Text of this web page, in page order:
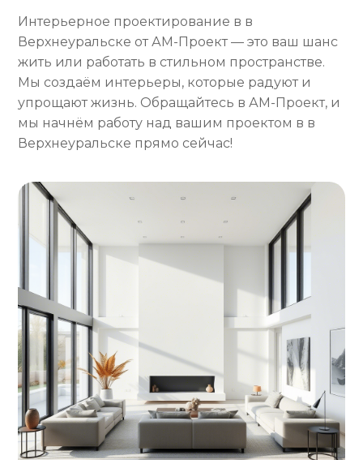
Интерьерное проектирование в в
Верхнеуральске от АМ-Проект — это ваш шанс
жить или работать в стильном пространстве.
Мы создаём интерьеры, которые радуют и
упрощают жизнь. Обращайтесь в АМ-Проект, и
мы начнём работу над вашим проектом в в
Верхнеуральске прямо сейчас!